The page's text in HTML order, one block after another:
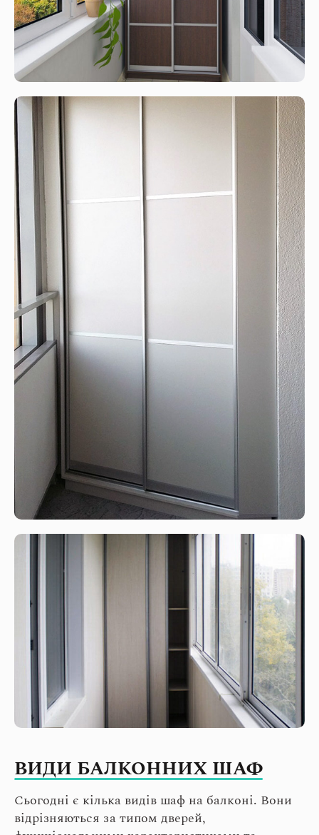
ВИДИ БАЛКОННИХ ШАФ
Сьогодні є кілька видів шаф на балконі. Вони
відрізняються за типом дверей,